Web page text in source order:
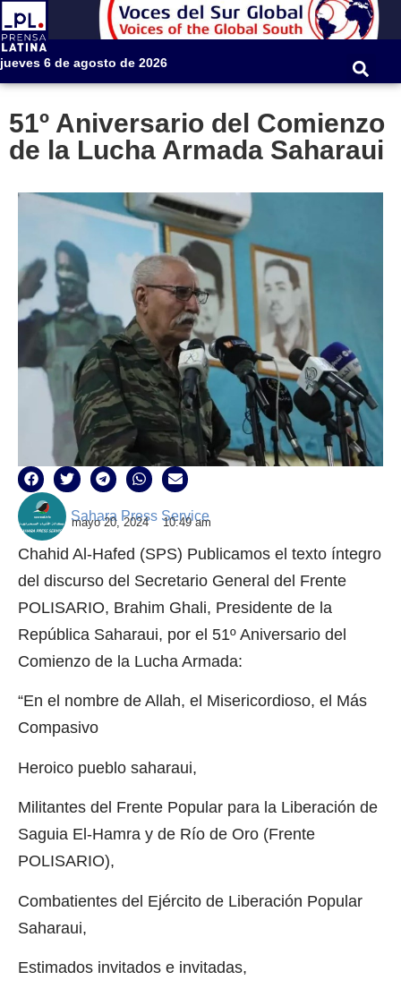
jueves 6 de agosto de 2026
51º Aniversario del Comienzo
de la Lucha Armada Saharaui
Sahara Press Service
mayo 20, 2024 10:49 am
Chahid Al-Hafed (SPS) Publicamos el texto íntegro
del discurso del Secretario General del Frente
POLISARIO, Brahim Ghali, Presidente de la
República Saharaui, por el 51º Aniversario del
Comienzo de la Lucha Armada:
“En el nombre de Allah, el Misericordioso, el Más
Compasivo
Heroico pueblo saharaui,
Militantes del Frente Popular para la Liberación de
Saguia El-Hamra y de Río de Oro (Frente
POLISARIO),
Combatientes del Ejército de Liberación Popular
Saharaui,
Estimados invitados e invitadas,